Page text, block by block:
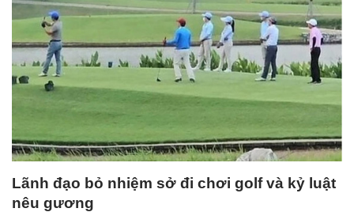
Lãnh đạo bỏ nhiệm sở đi chơi golf và kỷ luật
nêu gương